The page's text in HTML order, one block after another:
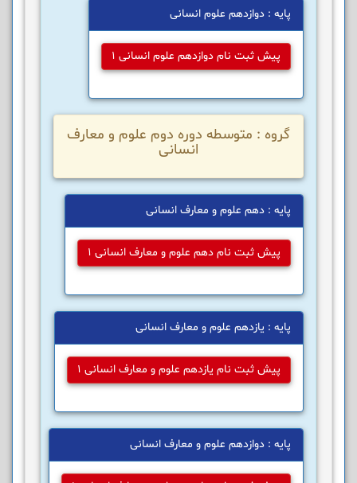
پایه : دوازدهم علوم انسانی
پیش ثبت نام دوازدهم علوم انسانی 1
گروه : متوسطه دوره دوم علوم و معارف
انسانی
پایه : دهم علوم و معارف انسانی
پیش ثبت نام دهم علوم و معارف انسانی 1
پایه : یازدهم علوم و معارف انسانی
پیش ثبت نام یازدهم علوم و معارف انسانی 1
پایه : دوازدهم علوم و معارف انسانی